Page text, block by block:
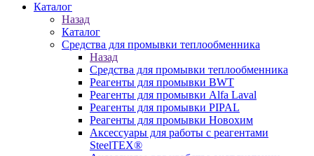
Каталог
Назад
Каталог
Средства для промывки теплообменника
Назад
Средства для промывки теплообменника
Реагенты для промывки BWT
Реагенты для промывки Alfa Laval
Реагенты для промывки PIPAL
Реагенты для промывки Новохим
Аксессуары для работы с реагентами
SteelTEX®